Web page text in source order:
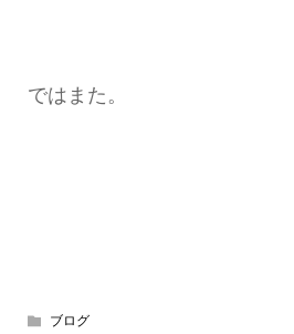
ではまた。
ブログ